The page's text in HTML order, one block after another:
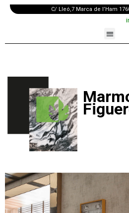
C/ Lleó,7 Marca de l’Ham